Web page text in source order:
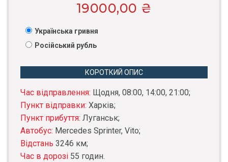
19000,00 ₴
Українська гривня
Російський рубль
КОРОТКИЙ ОПИС
Час відправлення: Щодня, 08:00, 14:00, 21:00;
Пункт відправки: Харків;
Пункт прибуття: Луганськ;
Автобус: Mercedes Sprinter, Vito;
Відстань 3246 км;
Час в дорозі 55 годин.